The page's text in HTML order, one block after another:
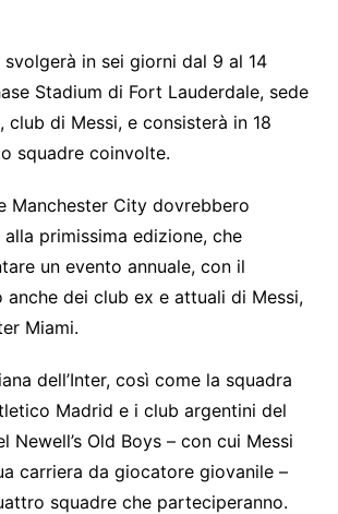
svolgerà in sei giorni dal 9 al 14
Stadium di Fort Lauderdale, sede
club di Messi, e consisterà in 18
squadre coinvolte.
Manchester City dovrebbero
primissima edizione, che
un evento annuale, con il
dei club ex e attuali di Messi,
Miami.
dell’Inter, così come la squadra
Madrid e i club argentini del
Newell’s Old Boys – con cui Messi
carriera da giocatore giovanile –
squadre che parteciperanno.